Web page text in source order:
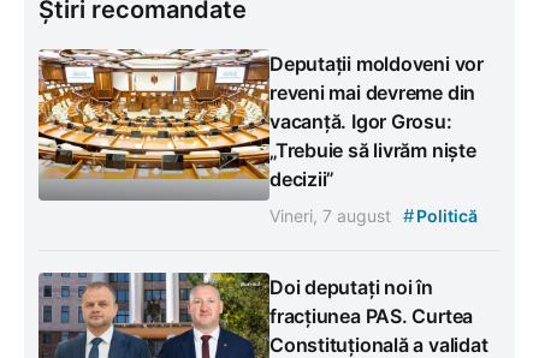
Știri recomandate
Deputații moldoveni vor
reveni mai devreme din
vacanță. Igor Grosu:
„Trebuie să livrăm niște
decizii”
Vineri, 7 august #Politică
Doi deputați noi în
fracțiunea PAS. Curtea
Constituțională a validat